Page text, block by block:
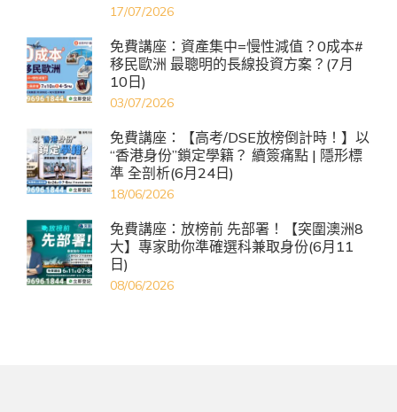
17/07/2026
免費講座：資產集中=慢性減值？0成本#
移民歐洲 最聰明的長線投資方案？(7月
10日)
03/07/2026
免費講座：【高考/DSE放榜倒計時！】以
“香港身份”鎖定學籍？ 續簽痛點 | 隱形標
準 全剖析(6月24日)
18/06/2026
免費講座：放榜前 先部署！【突圍澳洲8
大】專家助你準確選科兼取身份(6月11
日)
08/06/2026